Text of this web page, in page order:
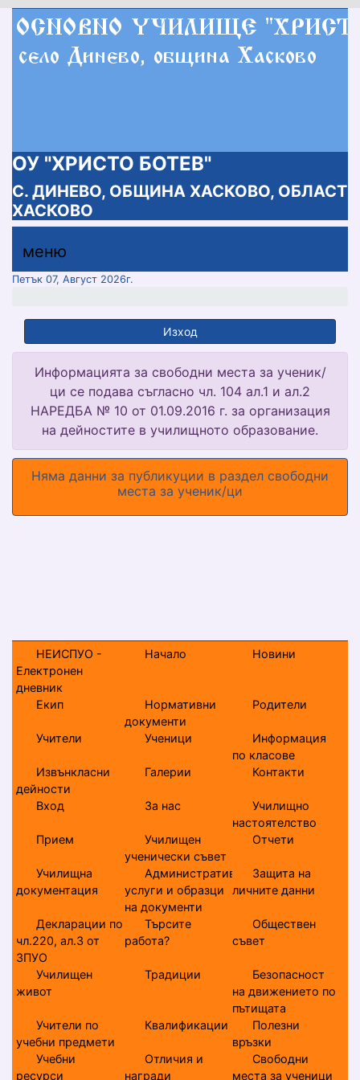
ОУ "ХРИСТО БОТЕВ"
С. ДИНЕВО, ОБЩИНА ХАСКОВО, ОБЛАСТ
ХАСКОВО
меню горно
меню
меню
Петък 07, Август 2026г.
Изход
Информацията за свободни места за ученик/
ци се подава съгласно чл. 104 ал.1 и ал.2
НАРЕДБА № 10 от 01.09.2016 г. за организация
на дейностите в училищното образование.
Няма данни за публикуции в раздел свободни
места за ученик/ци
НЕИСПУО -
Електронен
дневник
Начало Новини
Екип
Нормативни
документи
Родители
Учители Ученици
Информация
по класове
Извънкласни
дейности
Галерии Контакти
Вход За нас
Училищно
настоятелство
Прием
Училищен
ученически съвет
Отчети
Училищна
документация
Административни
услуги и образци
на документи
Защита на
личните данни
Декларации по
чл.220, ал.3 от
ЗПУО
Търсите
работа?
Обществен
съвет
Училищен
живот
Традиции
Безопасност
на движението по
пътищата
Учители по
учебни предмети
Квалификации
Полезни
връзки
Учебни
ресурси
Отличия и
награди
Свободни
места за ученици